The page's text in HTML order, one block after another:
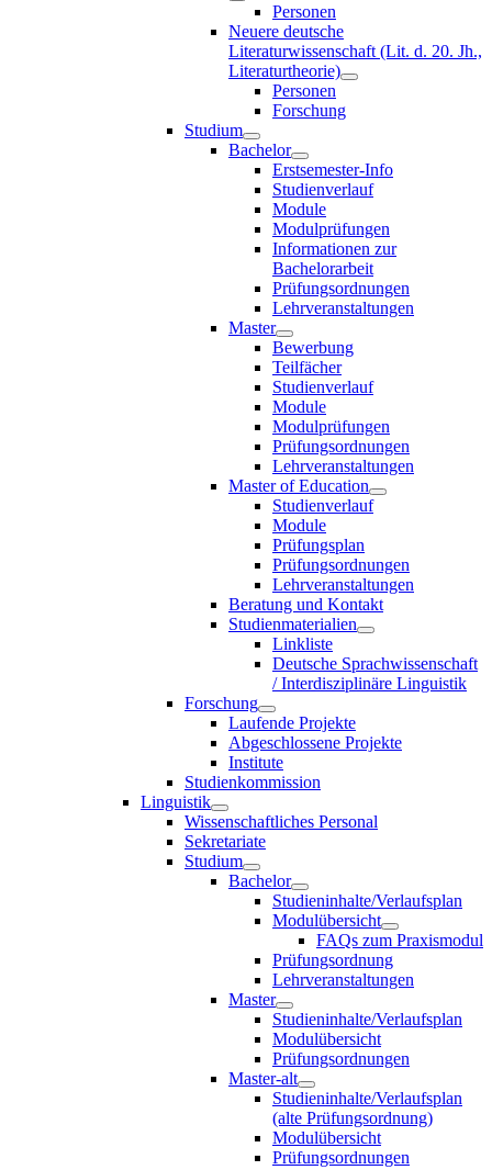
Personen
Neuere deutsche
Literaturwissenschaft (Lit. d. 20. Jh.,
Literaturtheorie)
Personen
Forschung
Studium
Bachelor
Erstsemester-Info
Studienverlauf
Module
Modulprüfungen
Informationen zur
Bachelorarbeit
Prüfungsordnungen
Lehrveranstaltungen
Master
Bewerbung
Teilfächer
Studienverlauf
Module
Modulprüfungen
Prüfungsordnungen
Lehrveranstaltungen
Master of Education
Studienverlauf
Module
Prüfungsplan
Prüfungsordnungen
Lehrveranstaltungen
Beratung und Kontakt
Studienmaterialien
Linkliste
Deutsche Sprachwissenschaft
/ Interdisziplinäre Linguistik
Forschung
Laufende Projekte
Abgeschlossene Projekte
Institute
Studienkommission
Linguistik
Wissenschaftliches Personal
Sekretariate
Studium
Bachelor
Studieninhalte/Verlaufsplan
Modulübersicht
FAQs zum Praxismodul
Prüfungsordnung
Lehrveranstaltungen
Master
Studieninhalte/Verlaufsplan
Modulübersicht
Prüfungsordnungen
Master-alt
Studieninhalte/Verlaufsplan
(alte Prüfungsordnung)
Modulübersicht
Prüfungsordnungen